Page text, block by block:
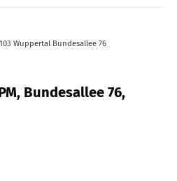
Wuppertal Bundesallee 76
Bundesallee 76,